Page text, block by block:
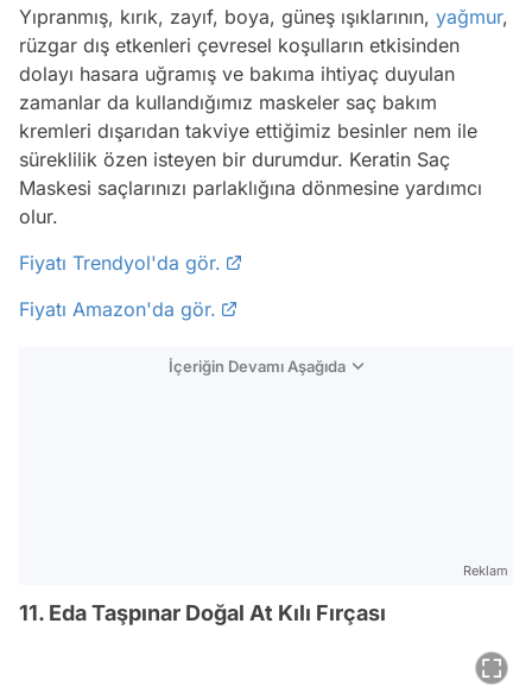
Yıpranmış, kırık, zayıf, boya, güneş ışıklarının, yağmur,
rüzgar dış etkenleri çevresel koşulların etkisinden
dolayı hasara uğramış ve bakıma ihtiyaç duyulan
zamanlar da kullandığımız maskeler saç bakım
kremleri dışarıdan takviye ettiğimiz besinler nem ile
süreklilik özen isteyen bir durumdur. Keratin Saç
Maskesi saçlarınızı parlaklığına dönmesine yardımcı
olur.
Fiyatı Trendyol'da gör.
Fiyatı Amazon'da gör.
İçeriğin Devamı Aşağıda
Reklam
11. Eda Taşpınar Doğal At Kılı Fırçası